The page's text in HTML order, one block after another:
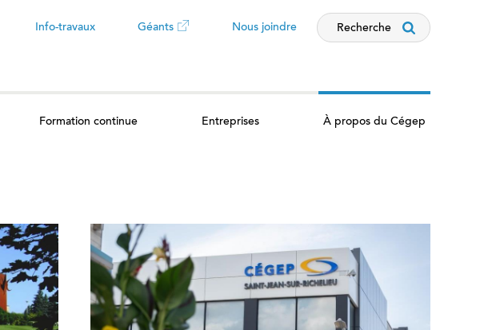
Recherche
Info-travaux
Géants
nouvel
onglet
Nous joindre
Formation continue Entreprises À propos du Cégep